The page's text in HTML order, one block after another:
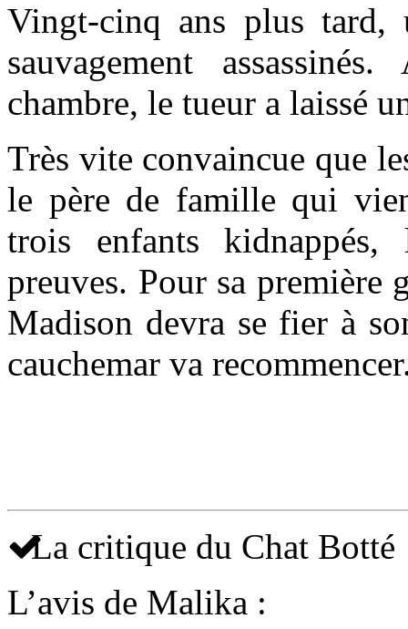
Vingt-cinq ans plus
sauvagement
chambre, le tueur a laissé
Très vite convaincue que
le père de famille qui
trois enfants
preuves. Pour sa première
Madison devra se fier à
cauchemar va
La critique du Chat Botté
L’avis de Malika :